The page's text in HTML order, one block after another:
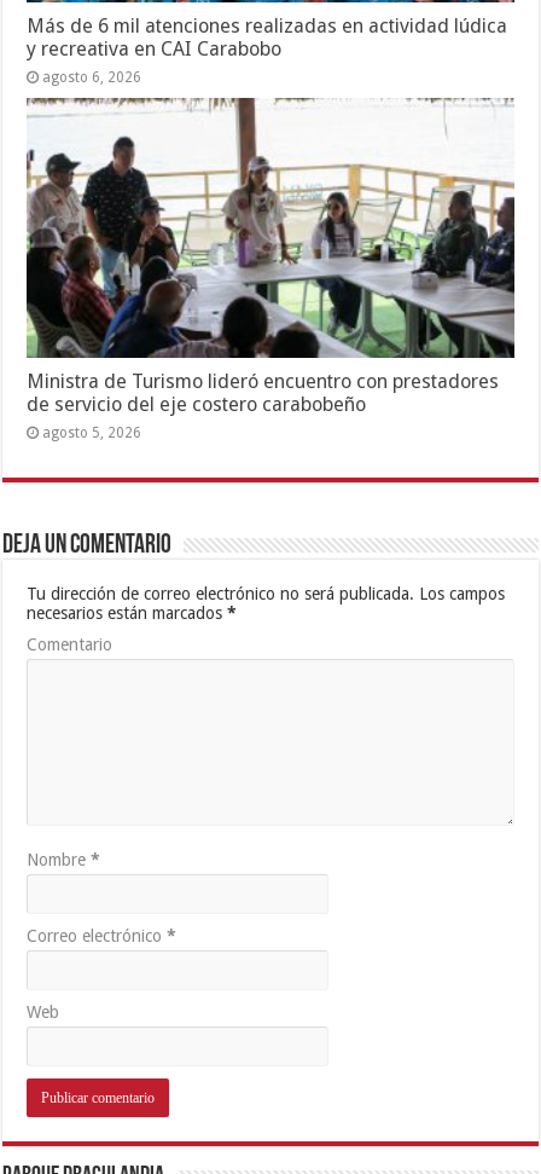
Más de 6 mil atenciones realizadas en actividad lúdica
y recreativa en CAI Carabobo
agosto 6, 2026
Ministra de Turismo lideró encuentro con prestadores
de servicio del eje costero carabobeño
agosto 5, 2026
Deja un comentario
Tu dirección de correo electrónico no será publicada. Los campos
necesarios están marcados*
Comentario
Nombre*
Correo electrónico*
Web